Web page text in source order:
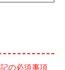
の必須事項